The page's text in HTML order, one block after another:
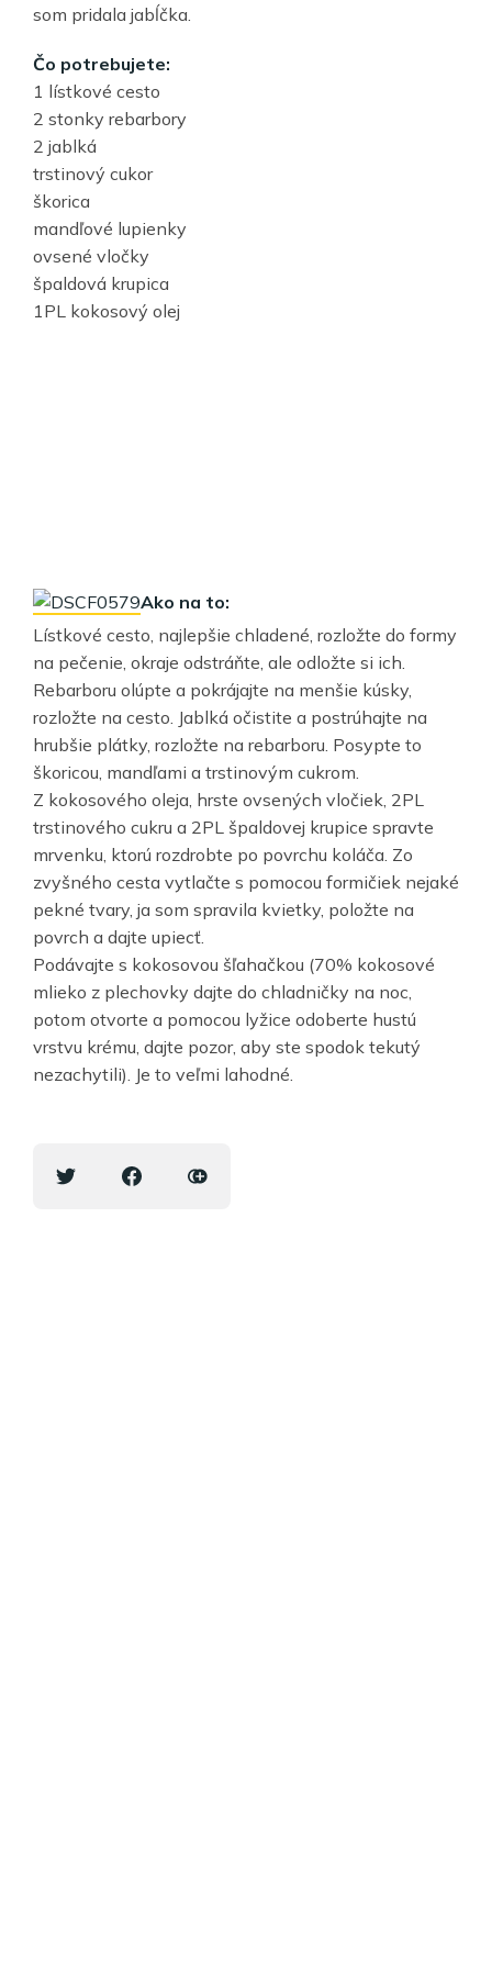
som pridala jabĺčka.
Čo potrebujete:
1 lístkové cesto
2 stonky rebarbory
2 jablká
trstinový cukor
škorica
mandľové lupienky
ovsené vločky
špaldová krupica
1PL kokosový olej
Ako na to:
Lístkové cesto, najlepšie chladené, rozložte do formy
na pečenie, okraje odstráňte, ale odložte si ich.
Rebarboru olúpte a pokrájajte na menšie kúsky,
rozložte na cesto. Jablká očistite a postrúhajte na
hrubšie plátky, rozložte na rebarboru. Posypte to
škoricou, mandľami a trstinovým cukrom.
Z kokosového oleja, hrste ovsených vločiek, 2PL
trstinového cukru a 2PL špaldovej krupice spravte
mrvenku, ktorú rozdrobte po povrchu koláča. Zo
zvyšného cesta vytlačte s pomocou formičiek nejaké
pekné tvary, ja som spravila kvietky, položte na
povrch a dajte upiecť.
Podávajte s kokosovou šľahačkou (70% kokosové
mlieko z plechovky dajte do chladničky na noc,
potom otvorte a pomocou lyžice odoberte hustú
vrstvu krému, dajte pozor, aby ste spodok tekutý
nezachytili). Je to veľmi lahodné.